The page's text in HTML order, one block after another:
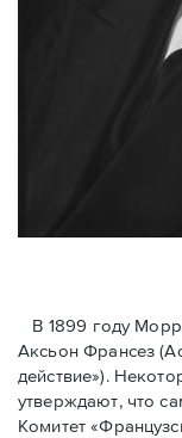
В 1899 году
Аксьон Франсез
действие»).
утверждают, что
Комитет